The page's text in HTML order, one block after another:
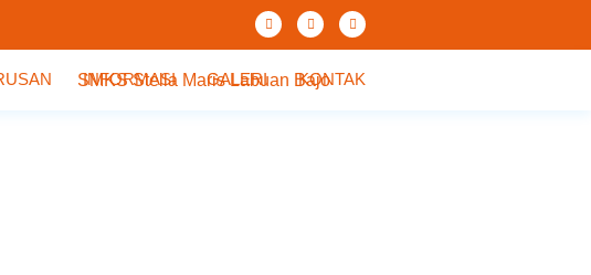
INFORMASI GALERI KONTAK